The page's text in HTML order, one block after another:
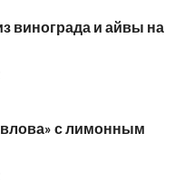
винограда и айвы на
с лимонным